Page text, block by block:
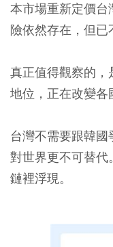
本市場重新定價台
險依然存在，但已
真正值得觀察的，
地位，正在改變各
台灣不需要跟韓
對世界更不可替代
鏈裡浮現。